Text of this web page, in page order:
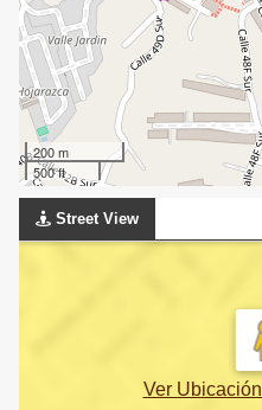
200 m
500 ft
Street View
Ver Ubicación